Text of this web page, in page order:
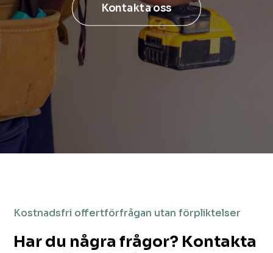
Kontakta oss
Kostnadsfri offertförfrågan utan förpliktelser
Har du några frågor? Kontakta